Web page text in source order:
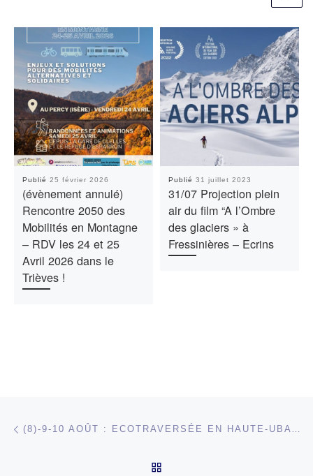
Publié 25 février 2026
(évènement annulé)
Rencontre 2050 des
Mobilités en Montagne
– RDV les 24 et 25
Avril 2026 dans le
Trièves !
Publié 31 juillet 2023
31/07 Projection plein
air du film “A l’Ombre
des glaciers » à
Fressinières – Ecrins
Parcourir les articles (8)-9-10 AOÛT : ECOTRAVERSÉE EN HAUTE-UBAYE ET GLACIERS